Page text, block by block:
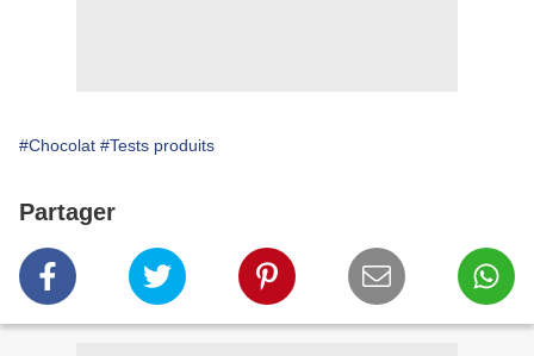
#Chocolat #Tests produits
Partager